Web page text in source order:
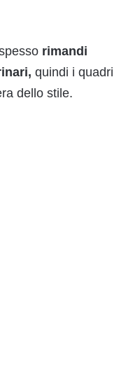
rimandi
quindi i quadri
dello stile.